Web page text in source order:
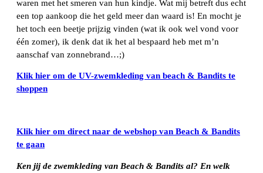
waren met het smeren van hun kindje. Wat mij betreft dus echt
een top aankoop die het geld meer dan waard is! En mocht je
het toch een beetje prijzig vinden (wat ik ook wel vond voor
één zomer), ik denk dat ik het al bespaard heb met m’n
aanschaf van zonnebrand…;)
Klik hier om de UV-zwemkleding van beach & Bandits te
shoppen
Klik hier om direct naar de webshop van Beach & Bandits
te gaan
Ken jij de zwemkleding van Beach & Bandits al? En welk